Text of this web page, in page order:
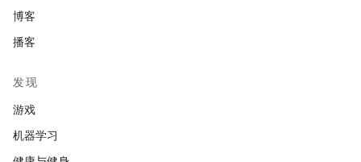
博客
播客
发现
游戏
机器学习